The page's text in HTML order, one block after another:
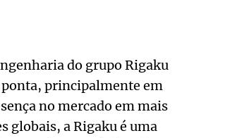
do grupo Rigaku
ponta, principalmente em
no mercado em mais
globais, a Rigaku é uma